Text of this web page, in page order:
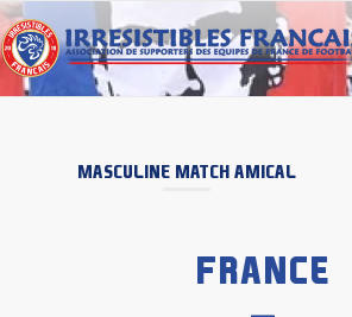
MASCULINE MATCH AMICAL
FRANCE